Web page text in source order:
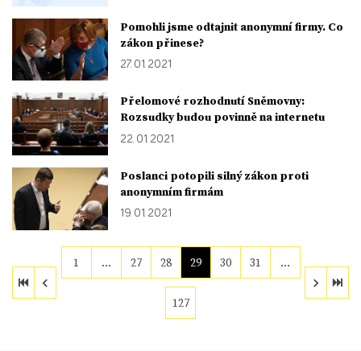
Pomohli jsme odtajnit anonymní firmy. Co
zákon přinese?
27. 01. 2021
Přelomové rozhodnutí Sněmovny:
Rozsudky budou povinně na internetu
22. 01. 2021
Poslanci potopili silný zákon proti
anonymním firmám
19. 01. 2021
1 … 27 28 29 30 31 …
127